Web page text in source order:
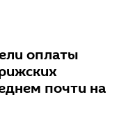
оплаты
почти на